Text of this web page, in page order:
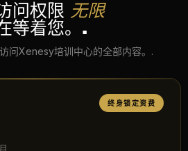
问权限 无限
等着您。.
问Xenesy培训中心的全部内容。.
终身锁定资费